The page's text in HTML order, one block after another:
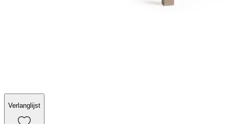
Verlanglijst